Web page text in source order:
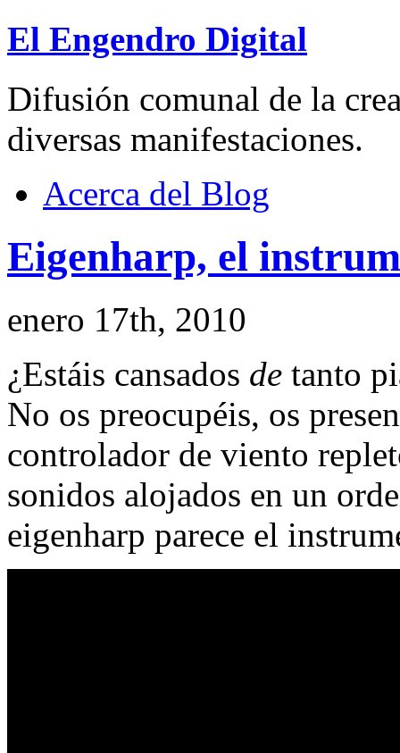
El Engendro Digital
Difusión comunal de la
diversas manifestaciones.
Acerca del Blog
Eigenharp, el
enero 17th, 2010
¿Estáis cansados de tanto
No os preocupéis, os
controlador de viento
sonidos alojados en un
eigenharp parece el